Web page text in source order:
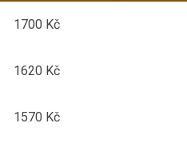
1700 Kč
1620 Kč
1570 Kč